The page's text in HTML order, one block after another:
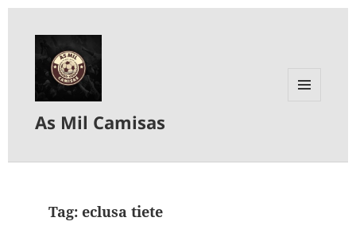
As Mil Camisas
Tag:eclusa tiete